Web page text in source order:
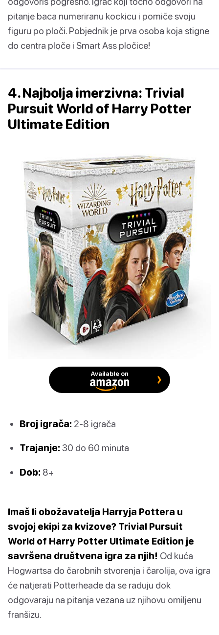
pitanje baca numeriranu kockicu i pomiče svoju
figuru po ploči. Pobjednik je prva osoba koja stigne
do centra ploče i Smart Ass pločice!
4. Najbolja imerzivna: Trivial
Pursuit World of Harry Potter
Ultimate Edition
Available on
Broj igrača: 2-8 igrača
Trajanje: 30 do 60 minuta
Dob: 8+
Imaš li obožavatelja Harryja Pottera u
svojoj ekipi za kvizove? Trivial Pursuit
World of Harry Potter Ultimate Edition je
savršena društvena igra za njih! Od kuća
Hogwartsa do čarobnih stvorenja i čarolija, ova igra
će natjerati Potterheade da se raduju dok
odgovaraju na pitanja vezana uz njihovu omiljenu
franšizu.